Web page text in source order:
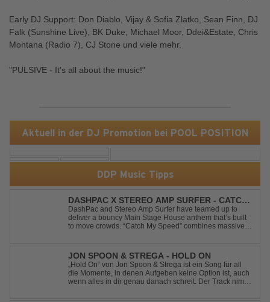
Aktuell in der DJ Promotion bei POOL POSITION
DDP Music Tipps
DASHPAC X STEREO AMP SURFER - CATCH
MY SPEED
DashPac and Stereo Amp Surfer have teamed up to
deliver a bouncy Main Stage House anthem that’s built
to move crowds. “Catch My Speed” combines massive
vibes and unstoppable momentum, th...
JON SPOON & STREGA - HOLD ON
„Hold On“ von Jon Spoon & Strega ist ein Song für all
die Momente, in denen Aufgeben keine Option ist, auch
wenn alles in dir genau danach schreit. Der Track nimmt
Early DJ Support: Don Diablo, Vijay & Sofia Zlatko, Sean Finn, DJ
Falk (Sunshine Live), BK Duke, Michael Moor, Ddei&Estate, Chris
Montana (Radio 7), CJ Stone und viele mehr.
"PULSIVE - It's all about the music!"